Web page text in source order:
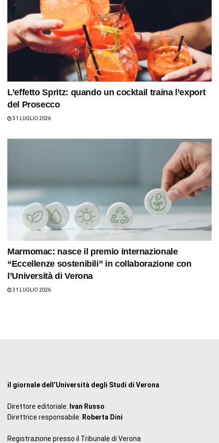
L’effetto Spritz: quando un cocktail traina l’export
del Prosecco
31 LUGLIO 2026
Marmomac: nasce il premio internazionale
“Eccellenze sostenibili” in collaborazione con
l’Università di Verona
31 LUGLIO 2026
il giornale dell’Università degli Studi di Verona
Direttore editoriale: Ivan Russo
Direttrice responsabile: Roberta Dini
Registrazione presso il Tribunale di Verona